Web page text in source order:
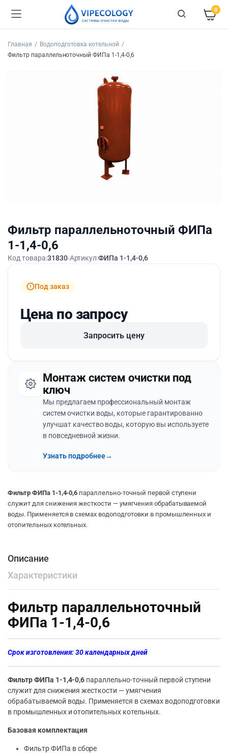
0
Главная
Водоподготовка котельной
Фильтр параллельноточный ФИПа 1-1,4-0,6
Фильтр параллельноточный ФИПа
1-1,4-0,6
Код товара:31830 Артикул:ФИПа 1-1,4-0,6
Под заказ
Цена по запросу
Запросить цену
Монтаж систем очистки под
ключ
Мы предлагаем профессиональный монтаж
систем очистки воды, которые гарантированно
улучшат качество воды, которую вы используете
в повседневной жизни.
Узнать подробнее→
Фильтр ФИПа 1-1,4-0,6 параллельно-точный первой ступени
служит для снижения жесткости — умягчения обрабатываемой
воды. Применяется в схемах водоподготовки в промышленных и
отопительных котельных.
Описание
Характеристики
Фильтр параллельноточный
ФИПа 1-1,4-0,6
Срок изготовления: 30 календарных дней
Фильтр ФИПа 1-1,4-0,6 параллельно-точный первой ступени
служит для снижения жесткости — умягчения
обрабатываемой воды. Применяется в схемах водоподготовки
в промышленных и отопительных котельных.
Базовая комплектация
Фильтр ФИПа в сборе